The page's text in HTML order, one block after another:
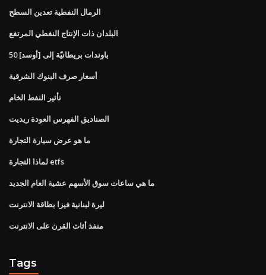
الرمال النفطية تعدين السطح
البلدان ذات الإنتاج النفطي المرتفع
50 باوندات بريطانيّة إلى [أوسد]
أسعار صرف البنوك الشرقية
تأثير النفط الخام
الصناديق الفهرس العودة ريديت
ما هو عرض سيارة التجارة
لماذا التجارة etfs
ما هي ساعات سوق الأسهم عشية العام الجديد
ليرة لبنانية فيزا بطاقة الانترنت
منفذ أثاث القرن على الانترنت
Tags